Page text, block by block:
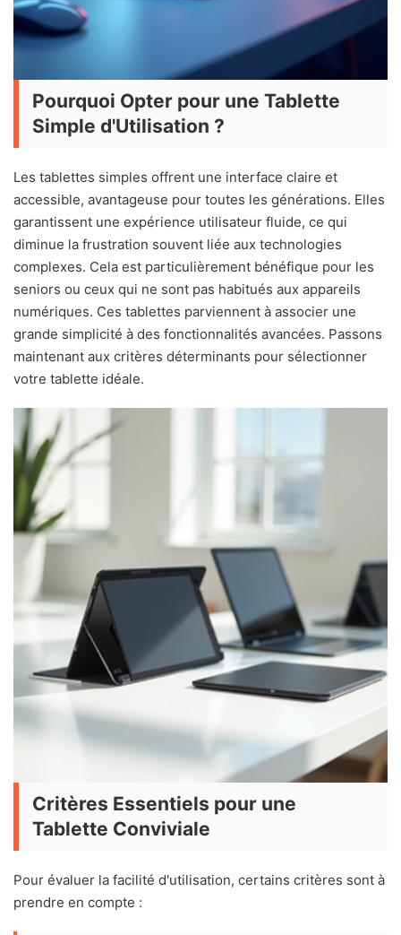
Pourquoi Opter pour une Tablette
Simple d'Utilisation ?
Les tablettes simples offrent une interface claire et
accessible, avantageuse pour toutes les générations. Elles
garantissent une expérience utilisateur fluide, ce qui
diminue la frustration souvent liée aux technologies
complexes. Cela est particulièrement bénéfique pour les
seniors ou ceux qui ne sont pas habitués aux appareils
numériques. Ces tablettes parviennent à associer une
grande simplicité à des fonctionnalités avancées. Passons
maintenant aux critères déterminants pour sélectionner
votre tablette idéale.
Critères Essentiels pour une
Tablette Conviviale
Pour évaluer la facilité d'utilisation, certains critères sont à
prendre en compte :